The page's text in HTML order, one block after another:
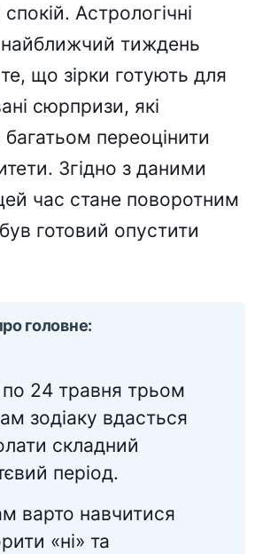
Астрологічні
тиждень
що зірки готують для
сюрпризи, які
переоцінити
Згідно з даними
час стане поворотним
готовий опустити
головне:
24 травня трьом
зодіаку вдасться
складний
період.
варто навчитися
«ні» та